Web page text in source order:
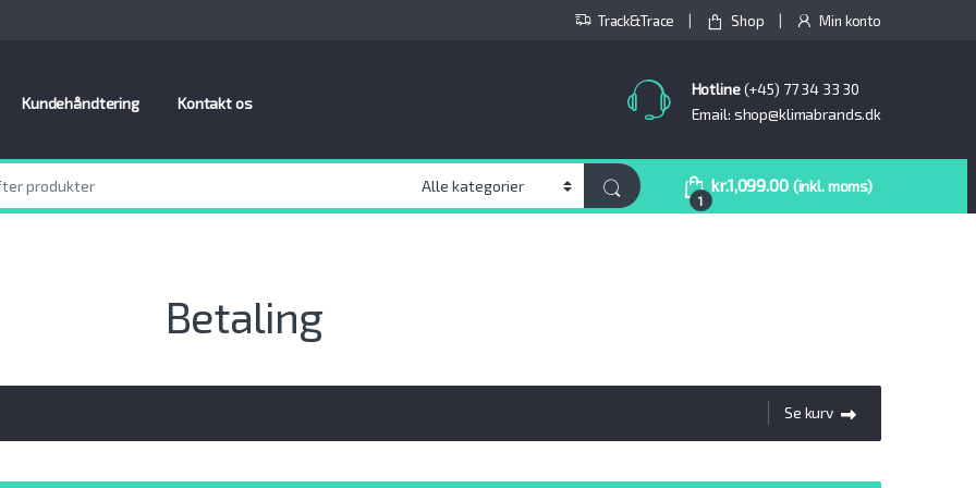
Track&Trace Shop Min konto
Kundehåndtering Kontakt os
Hotline(+45) 77 34 33 30
Email: shop@klimabrands.dk
1
kr.1,099.00 (inkl. moms)
Betaling
Se kurv